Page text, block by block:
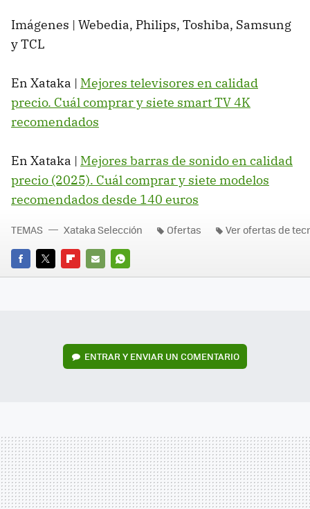
Imágenes | Webedia, Philips, Toshiba, Samsung
y TCL
En Xataka | Mejores televisores en calidad
precio. Cuál comprar y siete smart TV 4K
recomendados
En Xataka | Mejores barras de sonido en calidad
precio (2025). Cuál comprar y siete modelos
recomendados desde 140 euros
FACEBOOK
TWITTERFLIPBOARD
E-
WHATSAPP
TEMAS Xataka Selección Ofertas Ver ofertas de
ENTRAR Y ENVIAR UN COMENTARIO